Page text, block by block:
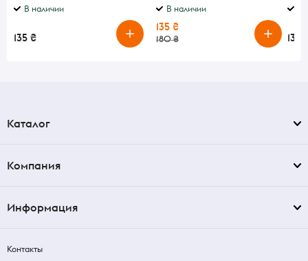
В наличии
135 ₴
В наличии
135 ₴
180 ₴ 135
Каталог
Компания
Информация
Контакты